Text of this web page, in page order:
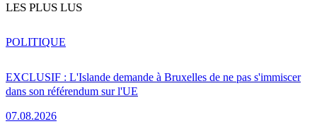
LES PLUS LUS
EXCLUSIF : L'Islande demande à Bruxelles de ne pas s'immiscer
dans son référendum sur l'UE
07.08.2026
POLITIQUE